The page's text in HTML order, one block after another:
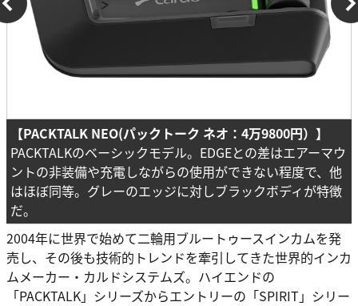
【PACKTALK NEO(パックトーク ネオ： 4万9800円）】
PACKTALKのベーシックモデル。EDGEとの差はエアーマウ
ントの非装備や充電しながらの使用ができない程度で、他
はほぼ同等。グレーのエッジに対しブラックボディが特徴
だ。
2004年に世界で始めて二輪用ブルートゥースインカムを発
売し、その後も技術的トレンドを牽引してきた世界的インカ
ムメーカー・カルドシステムズ。ハイエンドの
「PACKTALK」シリーズからエントリーの「SPIRIT」シリー